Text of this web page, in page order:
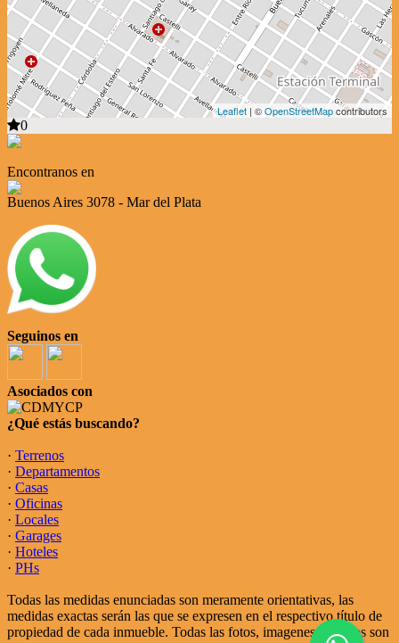
Leaflet | ©OpenStreetMapcontributors
0
Encontranos en
Buenos Aires 3078 - Mar del Plata
Seguinos en
Asociados con
¿Qué estás buscando?
· Terrenos
· Departamentos
· Casas
· Oficinas
· Locales
· Garages
· Hoteles
· PHs
Todas las medidas enunciadas son meramente orientativas, las
medidas exactas serán las que se expresen en el respectivo título de
propiedad de cada inmueble. Todas las fotos, imagenes y videos son